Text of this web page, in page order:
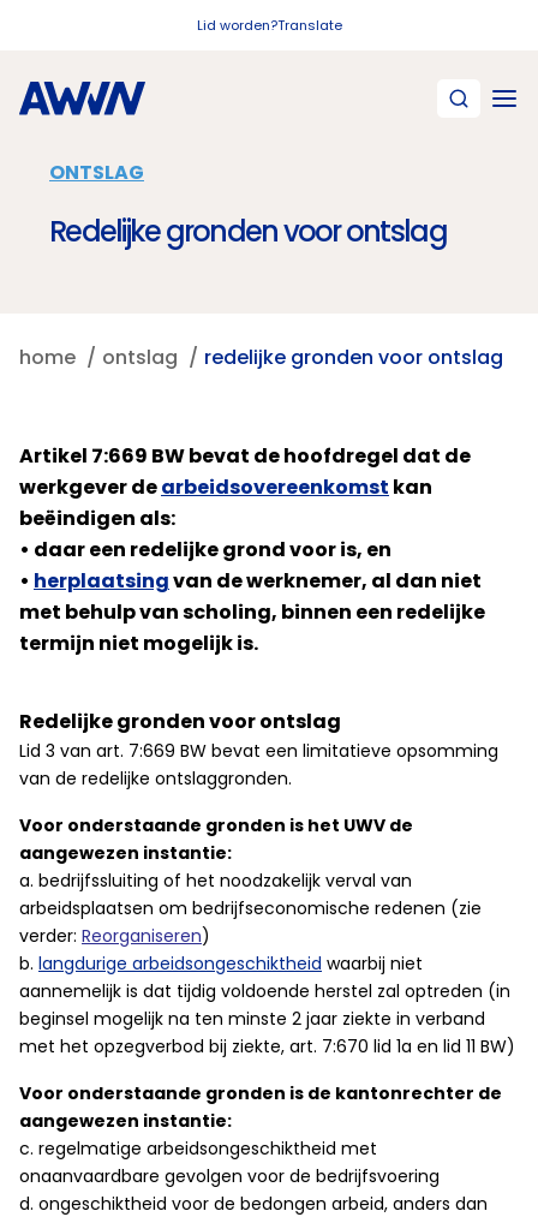
Lid worden?Translate
ONTSLAG
Redelijke gronden voor ontslag
home ontslag redelijke gronden voor ontslag
Artikel 7:669 BW bevat de hoofdregel dat de
werkgever dearbeidsovereenkomst kan
beëindigen als:
• daar een redelijke grond voor is, en
• herplaatsingvan de werknemer, al dan niet
met behulp van scholing, binnen een redelijke
termijn niet mogelijk is.
Redelijke gronden voor ontslag
Lid 3 van art. 7:669 BW bevat een limitatieve opsomming
van de redelijke ontslaggronden.
Voor onderstaande gronden is het UWV de
aangewezen instantie:
a. bedrijfssluiting of het noodzakelijk verval van
arbeidsplaatsen om bedrijfseconomische redenen (zie
verder: Reorganiseren)
b. langdurige arbeidsongeschiktheid waarbij niet
aannemelijk is dat tijdig voldoende herstel zal optreden (in
beginsel mogelijk na ten minste 2 jaar ziekte in verband
met het opzegverbod bij ziekte, art. 7:670 lid 1a en lid 11 BW)
Voor onderstaande gronden is de kantonrechter de
aangewezen instantie:
c. regelmatige arbeidsongeschiktheid met
onaanvaardbare gevolgen voor de bedrijfsvoering
d. ongeschiktheid voor de bedongen arbeid, anders dan